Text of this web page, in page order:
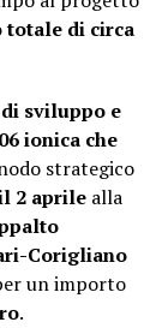
di circa
sviluppo e
ionica che
strategico
2 aprilealla
Corigliano
un importo
.